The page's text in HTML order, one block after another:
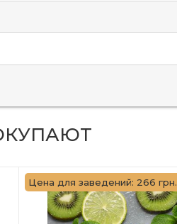
Цена для заведений: 266 грн.